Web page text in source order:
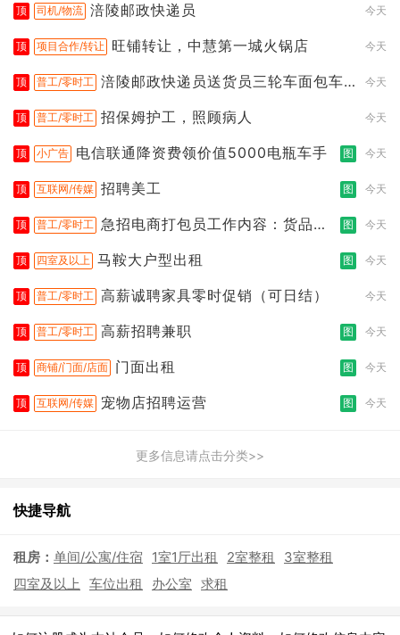
顶 司机/物流 涪陵邮政快递员 今天
顶 项目合作/转让 旺铺转让，中慧第一城火锅店 今天
顶 普工/零时工 涪陵邮政快递员送货员三轮车面包车
今天
顶 普工/零时工 招保姆护工，照顾病人 今天
顶 小广告 电信联通降资费领价值5000电瓶车手 图 今天
顶 互联网/传媒 招聘美工 图 今天
顶 普工/零时工 急招电商打包员工作内容：货品分
图 今天
顶 四室及以上 马鞍大户型出租 图 今天
顶 普工/零时工 高薪诚聘家具零时促销（可日结） 今天
顶 普工/零时工 高薪招聘兼职 图 今天
顶 商铺/门面/店面 门面出租 图 今天
顶 互联网/传媒 宠物店招聘运营 图 今天
更多信息请点击分类>>
快捷导航
租房： 单间/公寓/住宿 1室1厅出租 2室整租
3室整租
四室及以上 车位出租 办公室 求租